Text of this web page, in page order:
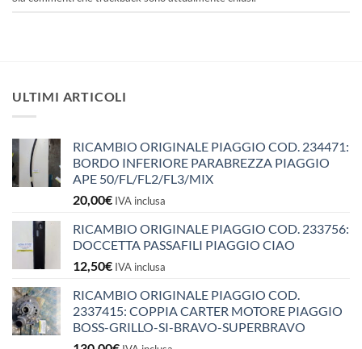
ULTIMI ARTICOLI
RICAMBIO ORIGINALE PIAGGIO COD. 234471:
BORDO INFERIORE PARABREZZA PIAGGIO
APE 50/FL/FL2/FL3/MIX
20,00€ IVA inclusa
RICAMBIO ORIGINALE PIAGGIO COD. 233756:
DOCCETTA PASSAFILI PIAGGIO CIAO
12,50€ IVA inclusa
RICAMBIO ORIGINALE PIAGGIO COD.
2337415: COPPIA CARTER MOTORE PIAGGIO
BOSS-GRILLO-SI-BRAVO-SUPERBRAVO